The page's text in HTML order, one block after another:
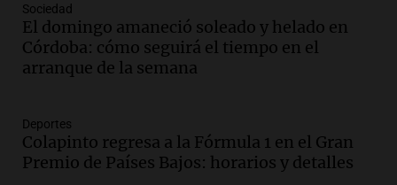
Episodios
Audio.Nahuel Pennisi y la huella de
Mercedes Sosa: "La emoción es el filtro
máximo".
Audio.Orellana Lucca celebró su peña
de folclore en Córdoba
Sociedad
El domingo amaneció soleado y helado en
Córdoba: cómo seguirá el tiempo en el
arranque de la semana
Deportes
Colapinto regresa a la Fórmula 1 en el Gran
Premio de Países Bajos: horarios y detalles